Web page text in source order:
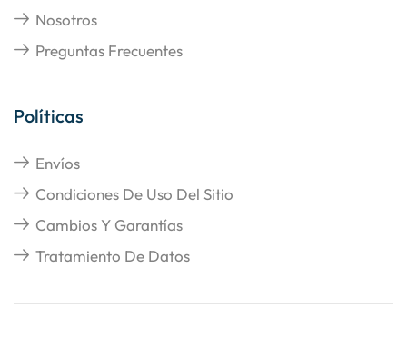
Nosotros
Preguntas Frecuentes
Políticas
Envíos
Condiciones De Uso Del Sitio
Cambios Y Garantías
Tratamiento De Datos